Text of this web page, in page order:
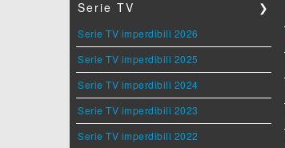
Serie TV ❯
Serie TV imperdibili 2026
Serie TV imperdibili 2025
Serie TV imperdibili 2024
Serie TV imperdibili 2023
Serie TV imperdibili 2022